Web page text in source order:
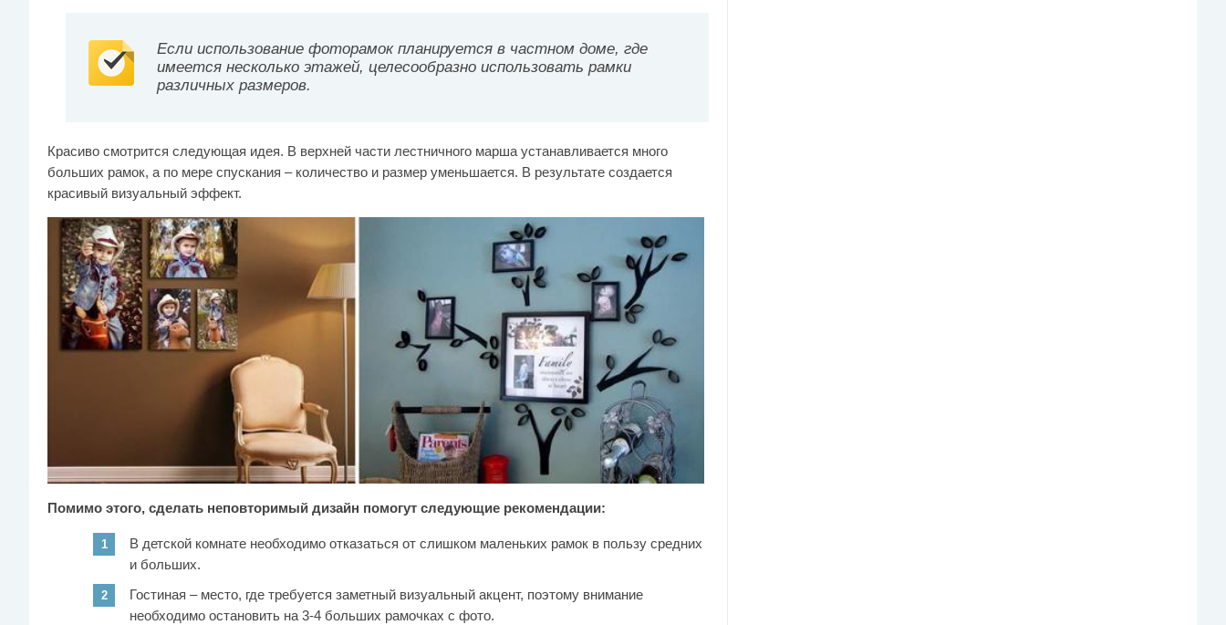
Если использование фоторамок планируется в частном доме, где
имеется несколько этажей, целесообразно использовать рамки
различных размеров.
Красиво смотрится следующая идея. В верхней части лестничного марша устанавливается много
больших рамок, а по мере спускания – количество и размер уменьшается. В результате создается
красивый визуальный эффект.
Помимо этого, сделать неповторимый дизайн помогут следующие рекомендации:
В детской комнате необходимо отказаться от слишком маленьких рамок в пользу средних
и больших.
Гостиная – место, где требуется заметный визуальный акцент, поэтому внимание
необходимо остановить на 3-4 больших рамочках с фото.